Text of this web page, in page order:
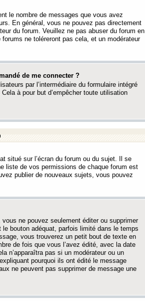
le nombre de messages que vous avez
En général, vous ne pouvez pas directement
du forum. Veuillez ne pas abuser du forum en
ne toléreront pas cela, et un modérateur
de me connecter ?
par l’intermédiaire du formulaire intégré
à pour but d’empêcher toute utilisation
situé sur l’écran du forum ou du sujet. Il se
liste de vos permissions de chaque forum est
publier de nouveaux sujets, vous pouvez
ne pouvez seulement éditer ou supprimer
bouton adéquat, parfois limité dans le temps
vous trouverez un petit bout de texte en
de fois que vous l’avez édité, avec la date
n’apparaîtra pas si un modérateur ou un
pourquoi ils ont édité le message
ne peuvent pas supprimer de message une